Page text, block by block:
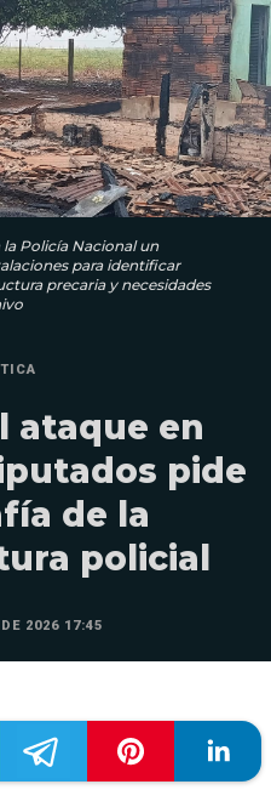
Policía Nacional un
para identificar
precaria y necesidades
ataque en
pide
de la
policial
2026 17:45